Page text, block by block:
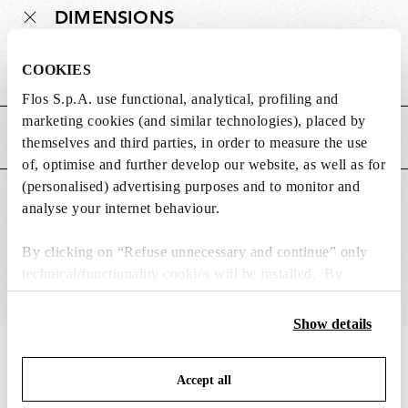
COOKIES
Flos S.p.A. use functional, analytical, profiling and
marketing cookies (and similar technologies), placed by
themselves and third parties, in order to measure the use
of, optimise and further develop our website, as well as for
(personalised) advertising purposes and to monitor and
analyse your internet behaviour.
By clicking on “Refuse unnecessary and continue” only
technical/functionality cookies will be installed. By
clicking on “Accept all” you consent to the use of all the
cookies. By clicking on “Change settings” you can accept
save your choices. You can modify your options anytime.
To know more refer to ourCookie Policy
Show details
Accept all
DIMENSIONS
Poids (kg)
CARACTÉRISTIQUES PRINCIPALES
CONVIENT POUR
IN THE SPOTLIGHT 1sur12